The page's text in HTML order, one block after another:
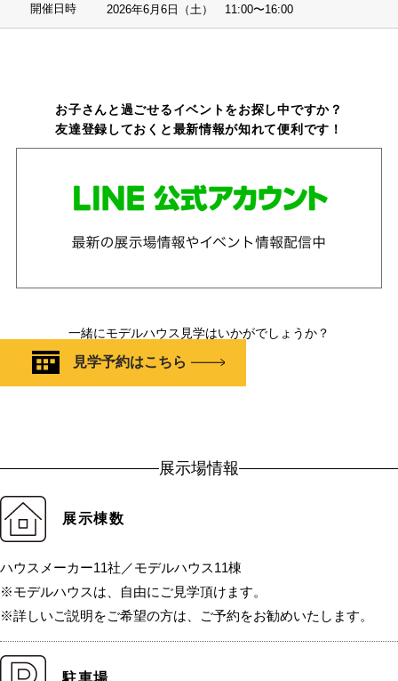
開催日時 2026年6月6日（土） 11:00〜16:00
お子さんと過ごせるイベントをお探し中ですか？
友達登録しておくと最新情報が知れて便利です！
一緒にモデルハウス見学はいかがでしょうか？
見学予約はこちら
展示場情報
展示棟数
ハウスメーカー11社／モデルハウス11棟
※モデルハウスは、自由にご見学頂けます。
※詳しいご説明をご希望の方は、ご予約をお勧めいたします。
駐車場